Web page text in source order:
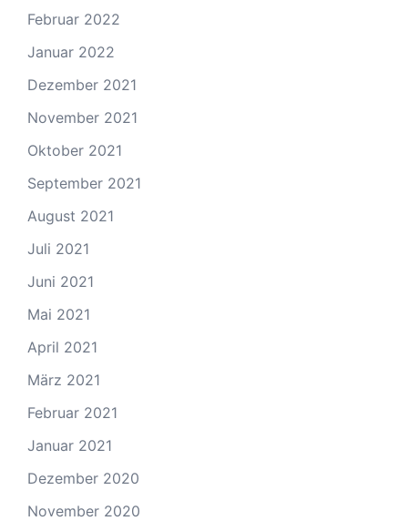
Februar 2022
Januar 2022
Dezember 2021
November 2021
Oktober 2021
September 2021
August 2021
Juli 2021
Juni 2021
Mai 2021
April 2021
März 2021
Februar 2021
Januar 2021
Dezember 2020
November 2020